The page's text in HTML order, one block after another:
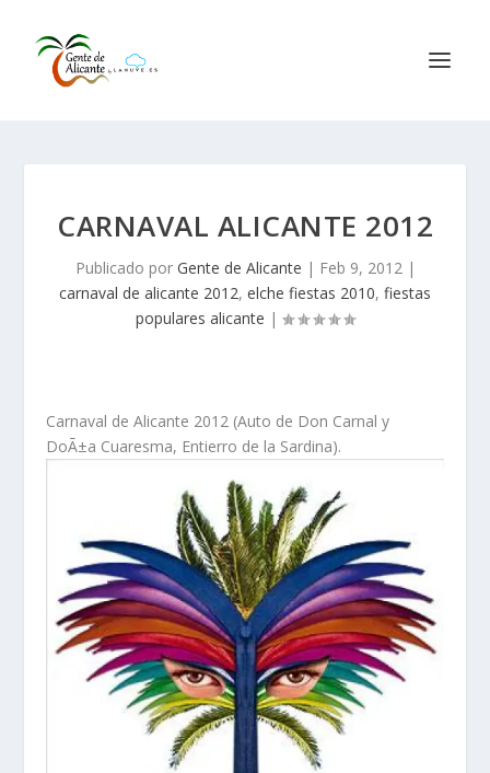
CARNAVAL ALICANTE 2012
Publicado por Gente de Alicante | Feb 9, 2012|
carnaval de alicante 2012, elche fiestas 2010, fiestas
populares alicante |
Carnaval de Alicante 2012 (Auto de Don Carnal y
DoÃ±a Cuaresma, Entierro de la Sardina).